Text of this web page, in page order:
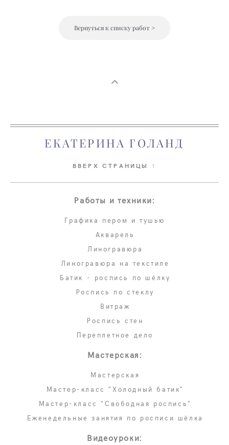
Вернуться к списку работ >
ЕКАТЕРИНА ГОЛАНД
ВВЕРХ СТРАНИЦЫ ↑
Работы и техники:
Графика пером и тушью
Акварель
Линогравюра
Линогравюра на текстиле
Батик - роспись по шёлку
Роспись по стеклу
Витраж
Роспись стен
Переплетное дело
Мастерская:
Мастерская
Мастер-класс "Холодный батик"
Мастер-класс "Свободная роспись"
Еженедельные занятия по росписи шёлка
Видеоуроки: